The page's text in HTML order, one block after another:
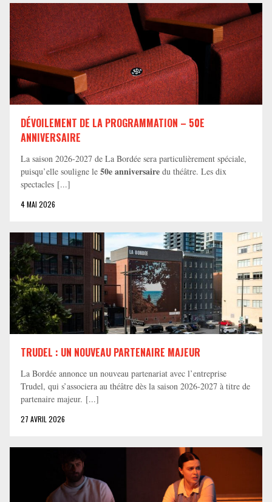
DÉVOILEMENT DE LA PROGRAMMATION – 50E
ANNIVERSAIRE
La saison 2026-2027 de La Bordée sera particulièrement spéciale,
puisqu’elle souligne le 50e anniversaire du théâtre. Les dix
spectacles [...]
4 MAI 2026
TRUDEL : UN NOUVEAU PARTENAIRE MAJEUR
La Bordée annonce un nouveau partenariat avec l’entreprise
Trudel, qui s’associera au théâtre dès la saison 2026-2027 à titre de
partenaire majeur. [...]
27 AVRIL 2026